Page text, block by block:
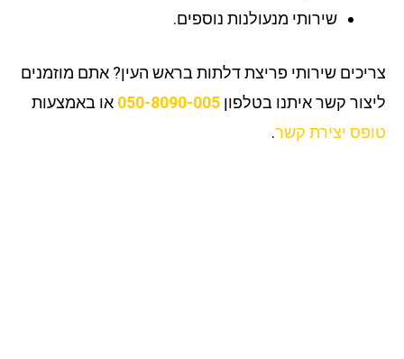
שירותי מנעולנות נוספים.
שירותי פריצת דלתות בראש העין? אתם מוזמנים
קשר איתנו בטלפון 050-8090-005או באמצעות
יצירת קשר .